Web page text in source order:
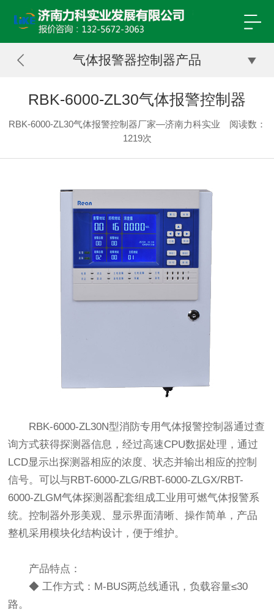
气体报警器控制器产品
RBK-6000-ZL30气体报警控制器
RBK-6000-ZL30气体报警控制器厂家—济南力科实业 阅读数：
1219次
RBK-6000-ZL30N型消防专用气体报警控制器通过查
询方式获得探测器信息，经过高速CPU数据处理，通过
LCD显示出探测器相应的浓度、状态并输出相应的控制
信号。可以与RBT-6000-ZLG/RBT-6000-ZLGX/RBT-
6000-ZLGM气体探测器配套组成工业用可燃气体报警系
统。控制器外形美观、显示界面清晰、操作简单，产品
整机采用模块化结构设计，便于维护。
产品特点：
◆ 工作方式：M-BUS两总线通讯，负载容量≤30
路。